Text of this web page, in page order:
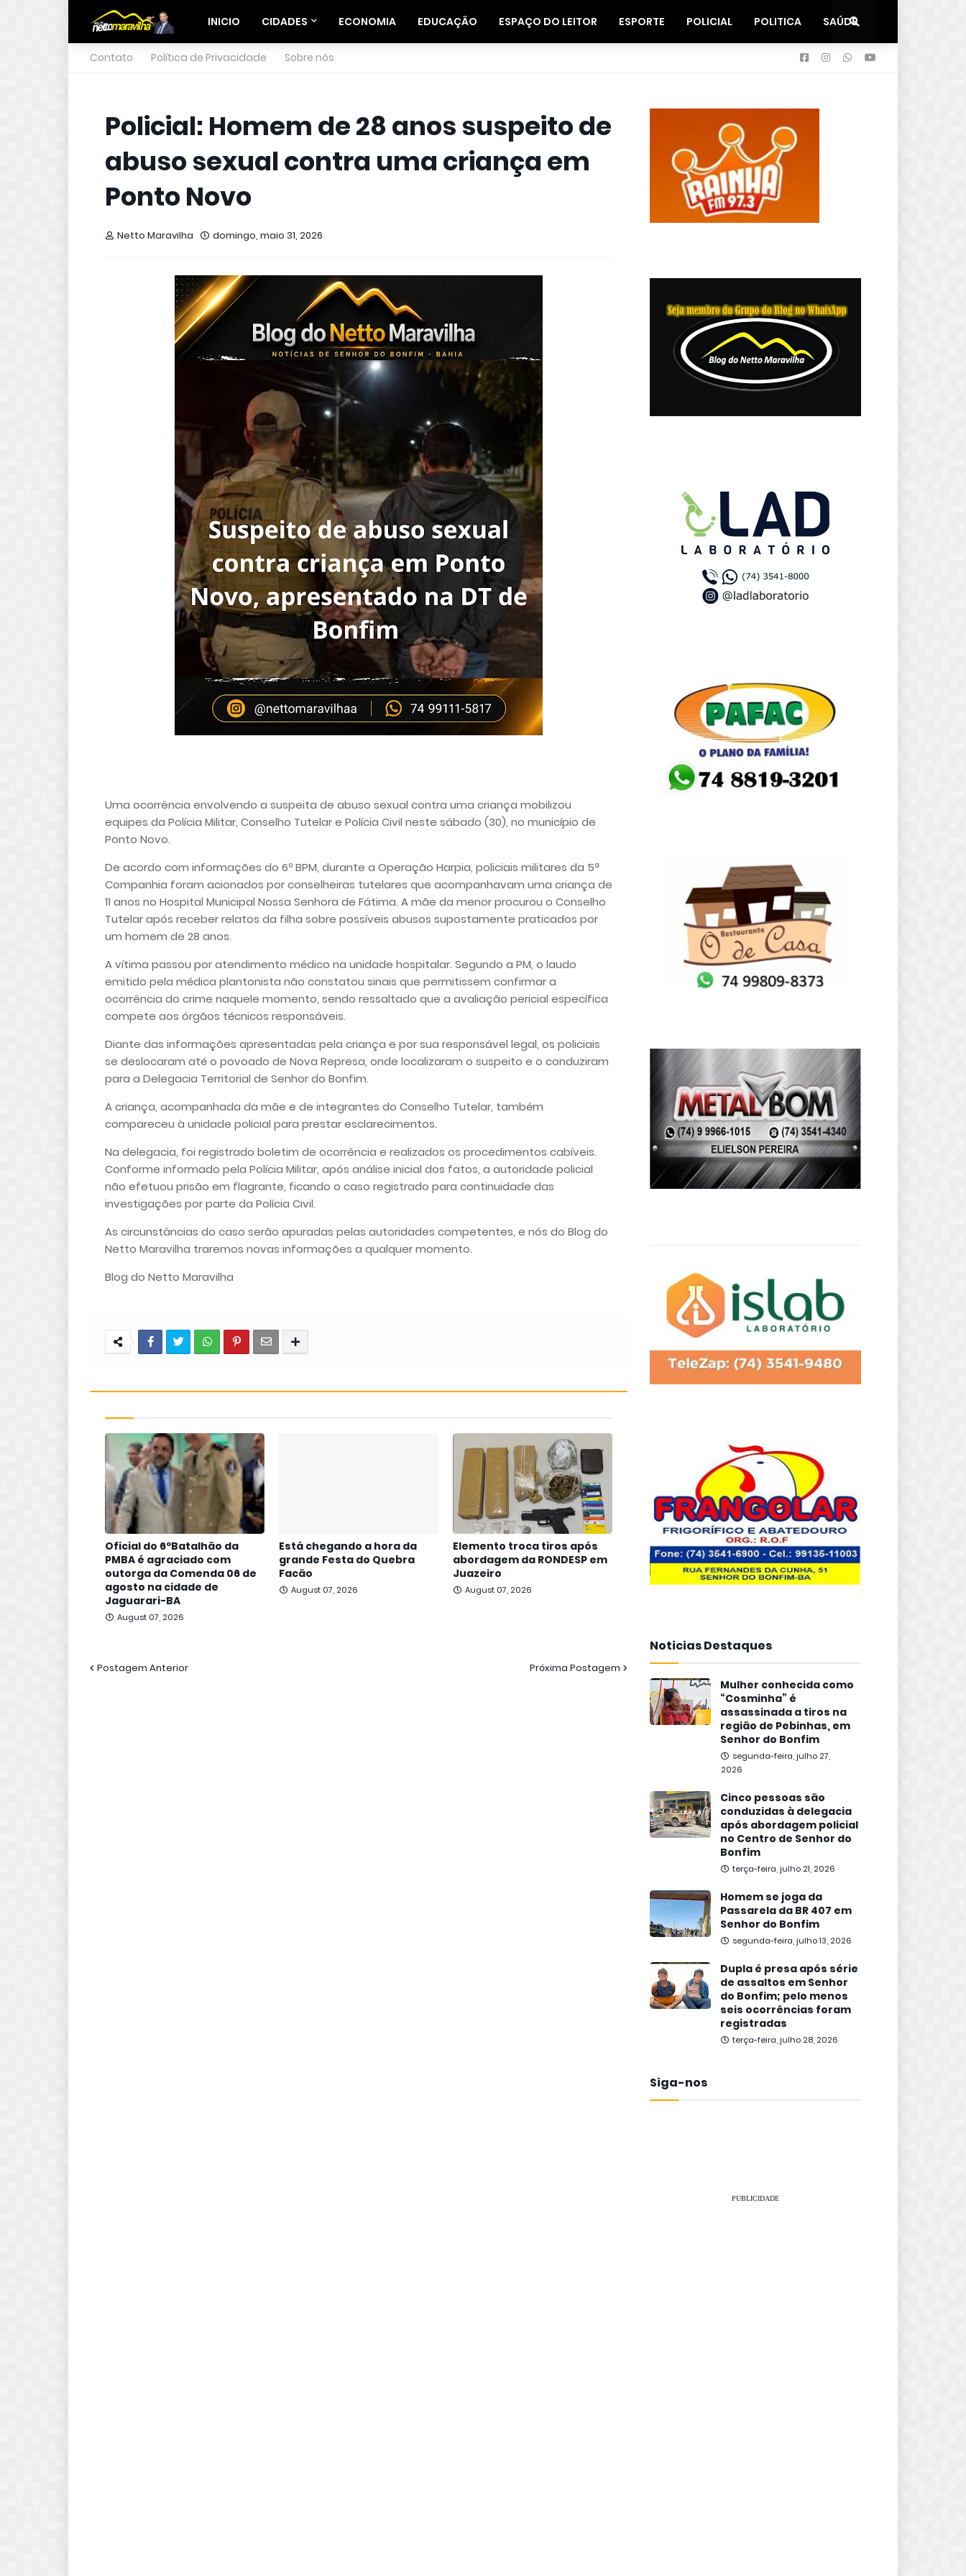
INICIO CIDADES ECONOMIA EDUCAÇÃO ESPAÇO DO LEITOR ESPORTE POLICIAL POLITICA SAÚDE
Contato Política de Privacidade Sobre nós
Policial: Homem de 28 anos suspeito de
abuso sexual contra uma criança em
Ponto Novo
Netto Maravilha domingo, maio 31, 2026
Uma ocorrência envolvendo a suspeita de abuso sexual contra uma criança mobilizou
equipes da Polícia Militar, Conselho Tutelar e Polícia Civil neste sábado (30), no município de
Ponto Novo.
De acordo com informações do 6º BPM, durante a Operação Harpia, policiais militares da 5ª
Companhia foram acionados por conselheiras tutelares que acompanhavam uma criança de
11 anos no Hospital Municipal Nossa Senhora de Fátima. A mãe da menor procurou o Conselho
Tutelar após receber relatos da filha sobre possíveis abusos supostamente praticados por
um homem de 28 anos.
A vítima passou por atendimento médico na unidade hospitalar. Segundo a PM, o laudo
emitido pela médica plantonista não constatou sinais que permitissem confirmar a
ocorrência do crime naquele momento, sendo ressaltado que a avaliação pericial específica
compete aos órgãos técnicos responsáveis.
Diante das informações apresentadas pela criança e por sua responsável legal, os policiais
se deslocaram até o povoado de Nova Represa, onde localizaram o suspeito e o conduziram
para a Delegacia Territorial de Senhor do Bonfim.
A criança, acompanhada da mãe e de integrantes do Conselho Tutelar, também
compareceu à unidade policial para prestar esclarecimentos.
Na delegacia, foi registrado boletim de ocorrência e realizados os procedimentos cabíveis.
Conforme informado pela Polícia Militar, após análise inicial dos fatos, a autoridade policial
não efetuou prisão em flagrante, ficando o caso registrado para continuidade das
investigações por parte da Polícia Civil.
As circunstâncias do caso serão apuradas pelas autoridades competentes, e nós do Blog do
Netto Maravilha traremos novas informações a qualquer momento.
Blog do Netto Maravilha
Oficial do 6ºBatalhão da
PMBA é agraciado com
outorga da Comenda 06 de
agosto na cidade de
Jaguarari-BA
August 07, 2026
Está chegando a hora da
grande Festa do Quebra
Facão
August 07, 2026
Elemento troca tiros após
abordagem da RONDESP em
Juazeiro
August 07, 2026
Postagem Anterior Próxima Postagem
Noticias Destaques
Mulher conhecida como
“Cosminha” é
assassinada a tiros na
região de Pebinhas, em
Senhor do Bonfim
segunda-feira, julho 27,
2026
Cinco pessoas são
conduzidas à delegacia
após abordagem policial
no Centro de Senhor do
Bonfim
terça-feira, julho 21, 2026
Homem se joga da
Passarela da BR 407 em
Senhor do Bonfim
segunda-feira, julho 13, 2026
Dupla é presa após série
de assaltos em Senhor
do Bonfim; pelo menos
seis ocorrências foram
registradas
terça-feira, julho 28, 2026
Siga-nos
PUBLICIDADE